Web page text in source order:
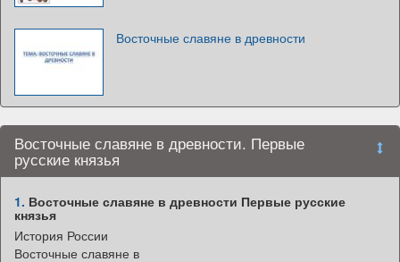
Восточные славяне в древности
Восточные славяне в древности. Первые
русские князья
1. Восточные славяне в древности Первые русские
князья
История России
Восточные славяне в